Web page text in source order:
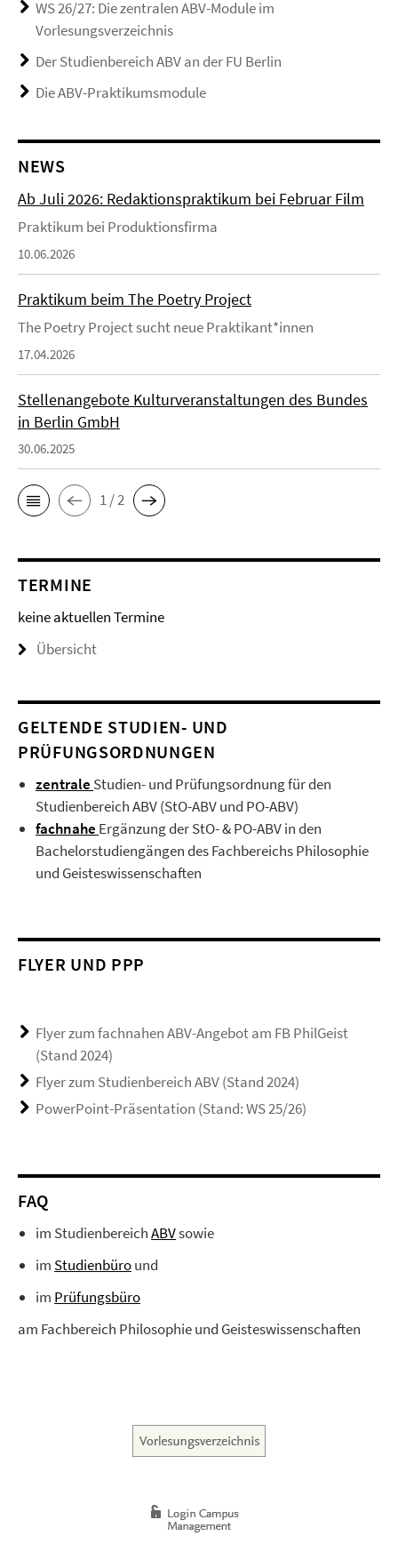
WS 26/27: Die zentralen ABV-Module im
Vorlesungsverzeichnis
Der Studienbereich ABV an der FU Berlin
Die ABV-Praktikumsmodule
NEWS
Ab Juli 2026: Redaktionspraktikum bei Februar Film
Praktikum bei Produktionsfirma
10.06.2026
Praktikum beim The Poetry Project
The Poetry Project sucht neue Praktikant*innen
17.04.2026
Stellenangebote Kulturveranstaltungen des Bundes
in Berlin GmbH
30.06.2025
1 / 2
TERMINE
keine aktuellen Termine
Übersicht
GELTENDE STUDIEN- UND
PRÜFUNGSORDNUNGEN
zentrale Studien- und Prüfungsordnung für den
Studienbereich ABV (StO-ABV und PO-ABV)
fachnahe Ergänzung der StO- & PO-ABV in den
Bachelorstudiengängen des Fachbereichs Philosophie
und Geisteswissenschaften
FLYER UND PPP
Flyer zum fachnahen ABV-Angebot am FB PhilGeist
(Stand 2024)
Flyer zum Studienbereich ABV (Stand 2024)
PowerPoint-Präsentation (Stand: WS 25/26)
FAQ
im StudienbereichABVsowie
im Studienbüround
im Prüfungsbüro
am Fachbereich Philosophie und Geisteswissenschaften